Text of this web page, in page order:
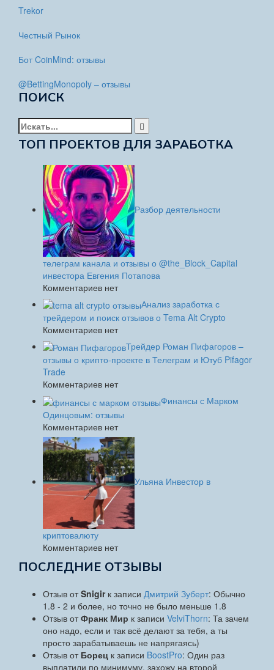
Trekor
Честный Рынок
Бот CoinMind: отзывы
@BettingMonopoly – отзывы
ПОИСК
Найти:
ТОП ПРОЕКТОВ ДЛЯ ЗАРАБОТКА
Разбор деятельности
телеграм канала и отзывы о @the_Block_Capital
инвестора Евгения Потапова
Комментариев нет
Анализ заработка с
трейдером и поиск отзывов о Tema Alt Crypto
Комментариев нет
Трейдер Роман Пифагоров –
отзывы о крипто-проекте в Телеграм и Ютуб Pifagor
Trade
Комментариев нет
Финансы с Марком
Одинцовым: отзывы
Комментариев нет
Ульяна Инвестор в
криптовалюту
Комментариев нет
ПОСЛЕДНИЕ ОТЗЫВЫ
Отзыв отSnigirк записи Дмитрий Зуберт: Обычно
1.8 - 2 и более, но точно не было меньше 1.8
Отзыв отФранк Мир к записи VelviThorn: Та зачем
оно надо, если и так всё делают за тебя, а ты
просто зарабатываешь не напрягаясь)
Отзыв от Борец к записи BoostPro: Один раз
выплатили по минимуму, захожу на второй